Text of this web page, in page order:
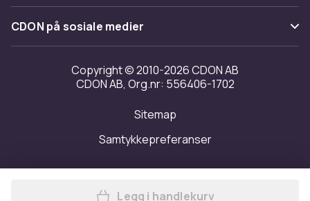
Kundeanmeldelser
Jobbe på CDON
Investor relations
Tilgjengelighet
Merchant Help Center
CDON på sosiale medier
Copyright © 2010-2026 CDON AB
CDON AB, Org.nr: 556406-1702
Sitemap
Samtykkepreferanser
Legg i handlekurv